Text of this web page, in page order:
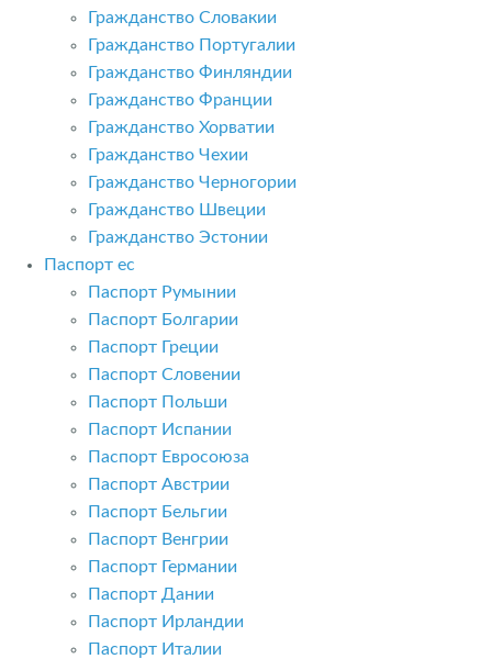
Гражданство Словакии
Гражданство Португалии
Гражданство Финляндии
Гражданство Франции
Гражданство Хорватии
Гражданство Чехии
Гражданство Черногории
Гражданство Швеции
Гражданство Эстонии
Паспорт ес
Паспорт Румынии
Паспорт Болгарии
Паспорт Греции
Паспорт Словении
Паспорт Польши
Паспорт Испании
Паспорт Евросоюза
Паспорт Австрии
Паспорт Бельгии
Паспорт Венгрии
Паспорт Германии
Паспорт Дании
Паспорт Ирландии
Паспорт Италии